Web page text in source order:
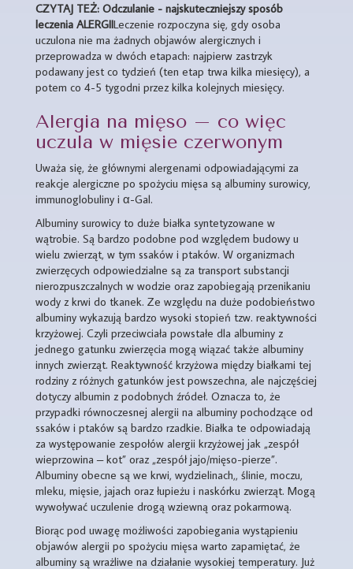
CZYTAJ TEŻ: Odczulanie - najskuteczniejszy sposób
leczenia ALERGIILeczenie rozpoczyna się, gdy osoba
uczulona nie ma żadnych objawów alergicznych i
przeprowadza w dwóch etapach: najpierw zastrzyk
podawany jest co tydzień (ten etap trwa kilka miesięcy), a
potem co 4-5 tygodni przez kilka kolejnych miesięcy.
Alergia na mięso – co więc
uczula w mięsie czerwonym
Uważa się, że głównymi alergenami odpowiadającymi za
reakcje alergiczne po spożyciu mięsa są albuminy surowicy,
immunoglobuliny i α-Gal.
Albuminy surowicy to duże białka syntetyzowane w
wątrobie. Są bardzo podobne pod względem budowy u
wielu zwierząt, w tym ssaków i ptaków. W organizmach
zwierzęcych odpowiedzialne są za transport substancji
nierozpuszczalnych w wodzie oraz zapobiegają przenikaniu
wody z krwi do tkanek. Ze względu na duże podobieństwo
albuminy wykazują bardzo wysoki stopień tzw. reaktywności
krzyżowej. Czyli przeciwciała powstałe dla albuminy z
jednego gatunku zwierzęcia mogą wiązać także albuminy
innych zwierząt. Reaktywność krzyżowa między białkami tej
rodziny z różnych gatunków jest powszechna, ale najczęściej
dotyczy albumin z podobnych źródeł. Oznacza to, że
przypadki równoczesnej alergii na albuminy pochodzące od
ssaków i ptaków są bardzo rzadkie. Białka te odpowiadają
za występowanie zespołów alergii krzyżowej jak „zespół
wieprzowina – kot” oraz „zespół jajo/mięso-pierze”.
Albuminy obecne są we krwi, wydzielinach,, ślinie, moczu,
mleku, mięsie, jajach oraz łupieżu i naskórku zwierząt. Mogą
wywoływać uczulenie drogą wziewną oraz pokarmową.
Biorąc pod uwagę możliwości zapobiegania wystąpieniu
objawów alergii po spożyciu mięsa warto zapamiętać, że
albuminy są wrażliwe na działanie wysokiej temperatury. Już